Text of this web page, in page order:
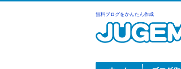
無料ブログをかんたん作成